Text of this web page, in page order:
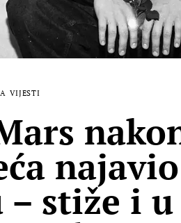
VIJESTI
stiže i